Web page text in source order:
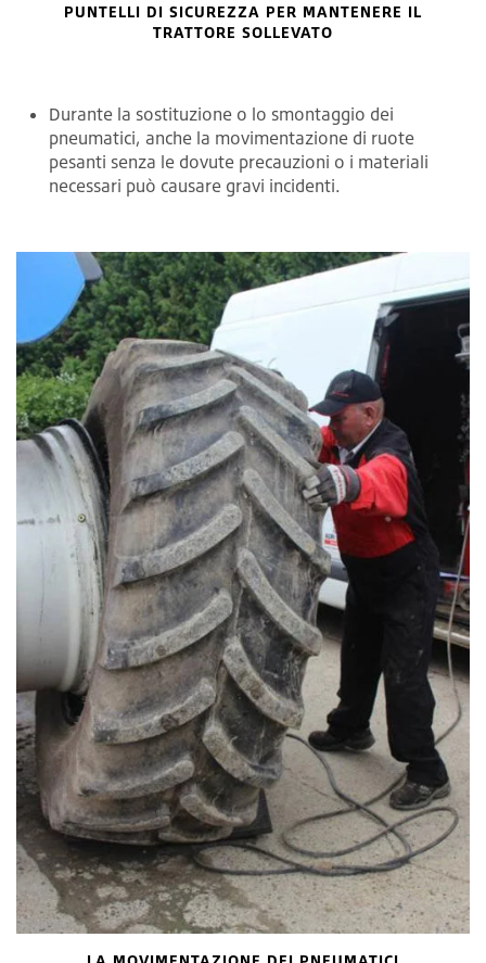
PUNTELLI DI SICUREZZA PER MANTENERE IL
TRATTORE SOLLEVATO
Durante la sostituzione o lo smontaggio dei
pneumatici, anche la movimentazione di ruote
pesanti senza le dovute precauzioni o i materiali
necessari può causare gravi incidenti.